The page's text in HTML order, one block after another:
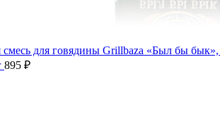
смесь для говядины Grillbaza «Был бы
895 ₽